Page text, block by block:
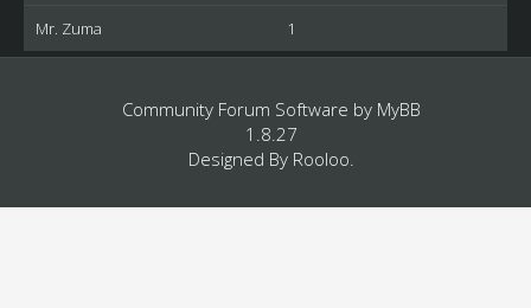
Mr. Zuma 1
Community Forum Software by MyBB
1.8.27
Designed By Rooloo.